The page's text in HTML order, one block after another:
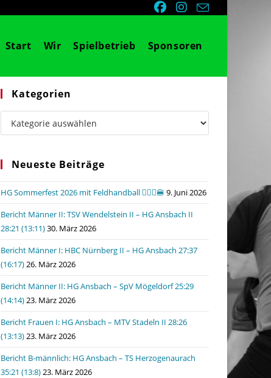
Start Wir Spielbetrieb Sponsoren
Kategorien
Kategorien
Neueste Beiträge
HG Sommerfest 2026 mit Feldhandball 🤾🏼‍♂️🍔 9. Juni 2026
Bericht Männer II: TSV Wendelstein II – HG Ansbach II
28:21 (13:11)30. März 2026
Bericht Männer I: HBC Nürnberg II – HG Ansbach 27:37
(16:17)26. März 2026
Bericht Männer II: HG Ansbach – SpV Mögeldorf 25:29
(14:14)23. März 2026
Bericht Frauen I: HG Ansbach – MTV Stadeln II 28:26
(13:13)23. März 2026
Bericht B-männlich: HG Ansbach – TS Herzogenaurach
35:21 (13:8)23. März 2026